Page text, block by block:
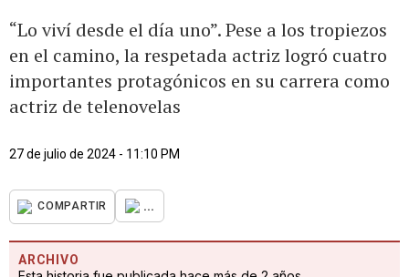
“Lo viví desde el día uno”. Pese a los tropiezos
en el camino, la respetada actriz logró cuatro
importantes protagónicos en su carrera como
actriz de telenovelas
27 de julio de 2024 - 11:10 PM
COMPARTIR ...
ARCHIVO